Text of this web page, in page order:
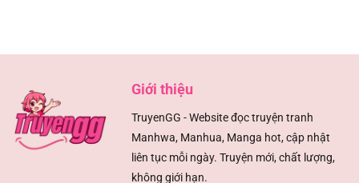
Giới thiệu
TruyenGG - Website đọc truyện tranh
Manhwa, Manhua, Manga hot, cập nhật
liên tục mỗi ngày. Truyện mới, chất lượng,
không giới hạn.